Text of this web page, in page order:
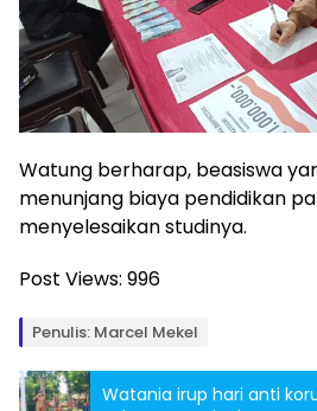
Watung berharap, beasiswa
menunjang biaya pendidikan
menyelesaikan studinya.
Post Views: 996
Penulis: Marcel Mekel
Watania irup hari anti